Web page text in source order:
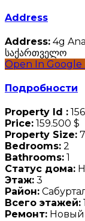
Address
Address: 4g
საქართველო
Open In Google
Подробности
Property Id :
Price: 159.500 $
Property Size:
Bedrooms: 2
Bathrooms: 1
Статус дома:
Этаж: 3
Район:
Всего этажей:
Ремонт: Новый